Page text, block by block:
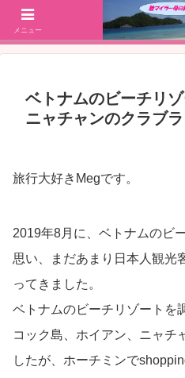
SFC修行(2016年解脱!)からJGC修行
大好きな働く陸マイ
ベトナムのビーチリ
ニャチャンのクラブ
旅行大好きMegです。
2019年8月に、ベトナムのビ
思い、まだあまり日本人観光
ってきました。
ベトナムのビーチリゾートを
コック島、ホイアン、ニャチ
したが、ホーチミンで
メニュー